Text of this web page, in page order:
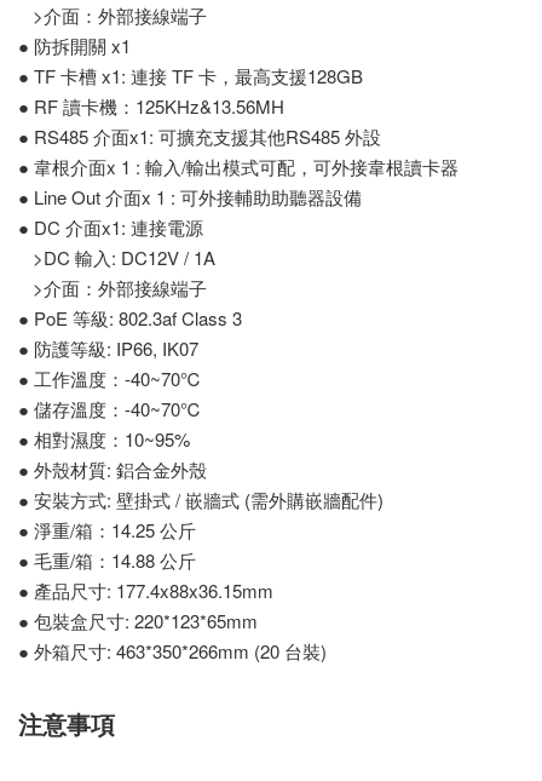
>介面：外部接線端子
● 防拆開關 x1
● TF 卡槽 x1: 連接 TF 卡，最高支援128GB
● RF 讀卡機：125KHz&13.56MH
● RS485 介面x1: 可擴充支援其他RS485 外設
● 韋根介面x 1 : 輸入/輸出模式可配，可外接韋根讀卡器
● Line Out 介面x 1 : 可外接輔助助聽器設備
● DC 介面x1: 連接電源
>DC 輸入: DC12V / 1A
>介面：外部接線端子
● PoE 等級: 802.3af Class 3
● 防護等級: IP66, IK07
● 工作溫度：-40~70℃
● 儲存溫度：-40~70℃
● 相對濕度：10~95%
● 外殼材質: 鋁合金外殼
● 安裝方式: 壁掛式 / 嵌牆式 (需外購嵌牆配件)
● 淨重/箱：14.25 公斤
● 毛重/箱：14.88 公斤
● 產品尺寸: 177.4x88x36.15mm
● 包裝盒尺寸: 220*123*65mm
● 外箱尺寸: 463*350*266mm (20 台裝)
注意事項